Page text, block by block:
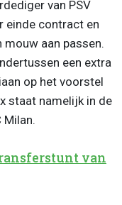
van PSV
einde contract en
mouw aan passen.
een extra
op het voorstel
staat namelijk in de
van